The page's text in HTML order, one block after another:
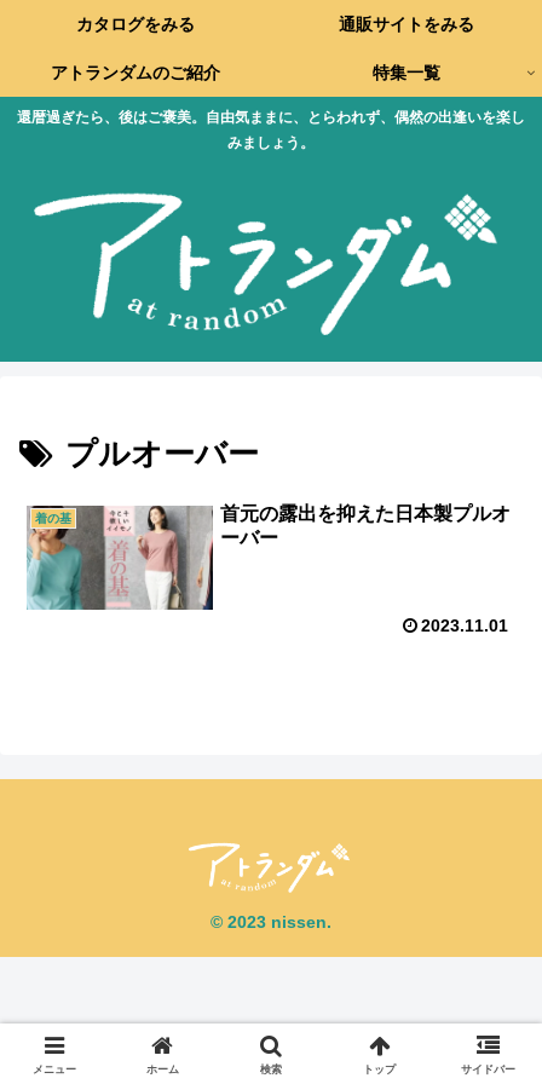
還暦過ぎたら、後はご褒美。自由気ままに、とらわれず、偶然の出逢いを楽し
みましょう。
カタログをみる 通販サイトをみる
アトランダムのご紹介 特集一覧
プルオーバー
着の基
首元の露出を抑えた日本製プルオ
ーバー
2023.11.01
© 2023 nissen.
メニュー ホーム 検索 トップ サイドバー